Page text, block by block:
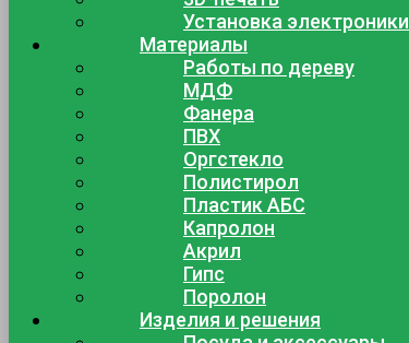
Установка электроники
Материалы
Работы по дереву
МДФ
Фанера
ПВХ
Оргстекло
Полистирол
Пластик АБС
Капролон
Акрил
Гипс
Поролон
Изделия и решения